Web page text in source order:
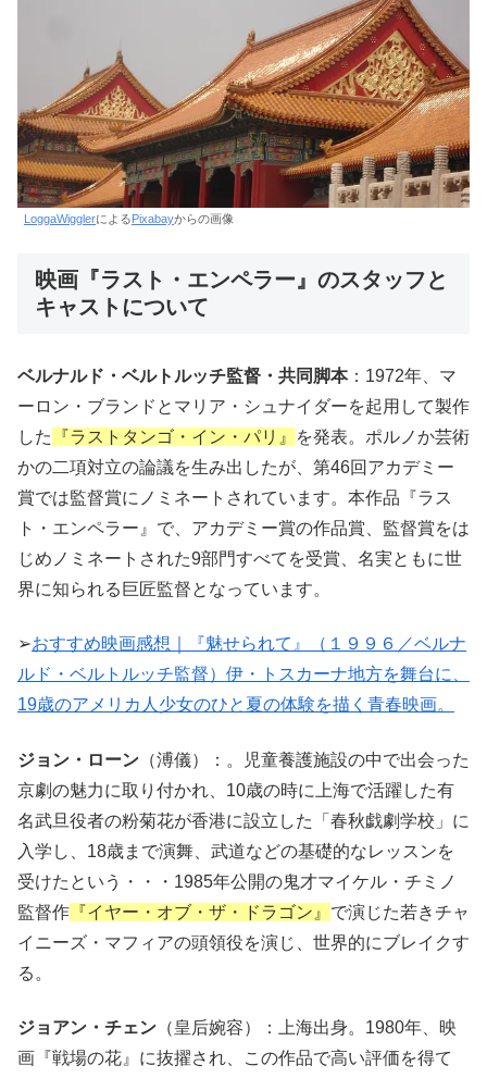
LoggaWigglerによるPixabayからの画像
映画『ラスト・エンペラー』のスタッフと
キャストについて
ベルナルド・ベルトルッチ監督・共同脚本：1972年、マ
ーロン・ブランドとマリア・シュナイダーを起用して製作
した
『ラストタンゴ・イン・パリ』
を発表。ポルノか芸術
かの二項対立の論議を生み出したが、第46回アカデミー
賞では監督賞にノミネートされています。本作品『ラス
ト・エンペラー』で、アカデミー賞の作品賞、監督賞をは
じめノミネートされた9部門すべてを受賞、名実ともに世
界に知られる巨匠監督となっています。
➢おすすめ映画感想｜『魅せられて』（１９９６／ベルナ
ルド・ベルトルッチ監督）伊・トスカーナ地方を舞台に、
19歳のアメリカ人少女のひと夏の体験を描く青春映画。
ジョン・ローン （溥儀）：。児童養護施設の中で出会った
京劇の魅力に取り付かれ、10歳の時に上海で活躍した有
名武旦役者の粉菊花が香港に設立した「春秋戯劇学校」に
入学し、18歳まで演舞、武道などの基礎的なレッスンを
受けたという・・・1985年公開の鬼才マイケル・チミノ
監督作 『イヤー・オブ・ザ・ドラゴン』 で演じた若きチャ
イニーズ・マフィアの頭領役を演じ、世界的にブレイクす
る。
ジョアン・チェン （皇后婉容）：上海出身。1980年、映
画『戦場の花』に抜擢され、この作品で高い評価を得て